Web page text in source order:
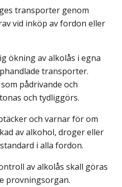
transporter genom
vid inköp av fordon eller
ökning av alkolås i egna
transporter.
pådrivande och
och tydliggörs.
och varnar för om
av alkohol, droger eller
i alla fordon.
av alkolås skall göras
provningsorgan.